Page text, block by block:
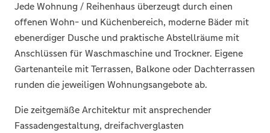
Jede Wohnung / Reihenhaus überzeugt durch einen
offenen Wohn- und Küchenbereich, moderne Bäder mit
ebenerdiger Dusche und praktische Abstellräume mit
Anschlüssen für Waschmaschine und Trockner. Eigene
Gartenanteile mit Terrassen, Balkone oder Dachterrassen
runden die jeweiligen Wohnungsangebote ab.
Die zeitgemäße Architektur mit ansprechender
Fassadengestaltung, dreifachverglasten